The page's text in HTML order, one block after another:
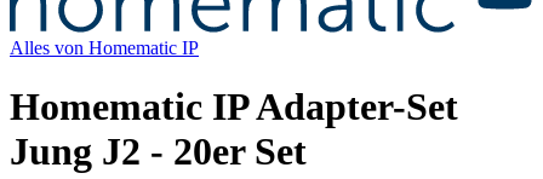
Alles von Homematic IP
Homematic IP Adapter-Set
Jung J2 - 20er Set